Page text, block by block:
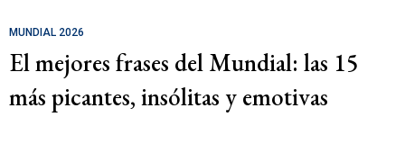
MUNDIAL 2026
El mejores frases del Mundial: las 15
más picantes, insólitas y emotivas